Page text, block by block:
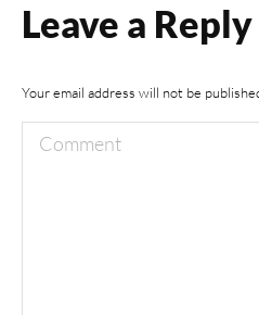
Leave a Reply
Your email address will not be
Comment